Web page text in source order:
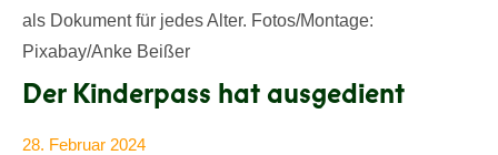
als Dokument für jedes Alter. Fotos/Montage:
Pixabay/Anke Beißer
Der Kinderpass hat ausgedient
28. Februar 2024